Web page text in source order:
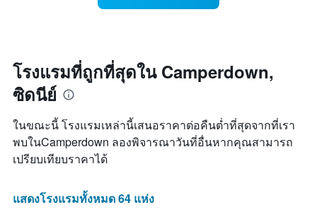
วัน
ผ่าน
แสดง
หมวด
หมู่
โรงแรม
ตาม
จำนวน
ดาว
แกน
วัน
ที่
เข้า
แผนภูมิ
มี
แกน
แกน
โรงแรมที่ถูกที่สุดใน Camperdown,
ซิดนีย์
ในขณะนี้ โรงแรมเหล่านี้เสนอราคาต่อคืนต่ำที่สุดจากที่เรา
พบในCamperdown ลองพิจารณาวันที่อื่นหากคุณสามารถ
เปรียบเทียบราคาได้
แสดงโรงแรมทั้งหมด 64 แห่ง